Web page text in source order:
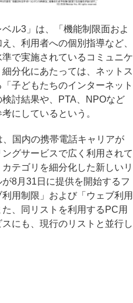
ル3」は、「機能制限面およ
、利用者への個別指導など、
で実施されているコミュニケ
分化にあたっては、ネットス
子どもたちのインターネット
討結果や、PTA、NPOなど
にしているという。
国内の携帯電話キャリアが
グサービスで広く利用されて
テゴリを細分化した新しいリ
8月31日に提供を開始するフ
用制限」および「ウェブ利用
、同リストを利用するPC用
にも、現行のリストと並行し